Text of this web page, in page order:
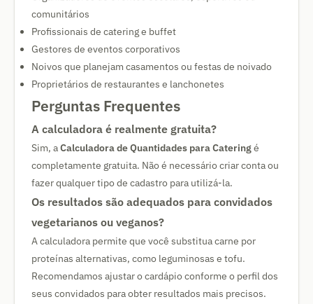
comunitários
Profissionais de catering e buffet
Gestores de eventos corporativos
Noivos que planejam casamentos ou festas de noivado
Proprietários de restaurantes e lanchonetes
Perguntas Frequentes
A calculadora é realmente gratuita?
Sim, aCalculadora de Quantidades para Cateringé
completamente gratuita. Não é necessário criar conta ou
fazer qualquer tipo de cadastro para utilizá-la.
Os resultados são adequados para convidados
vegetarianos ou veganos?
A calculadora permite que você substitua carne por
proteínas alternativas, como leguminosas e tofu.
Recomendamos ajustar o cardápio conforme o perfil dos
seus convidados para obter resultados mais precisos.